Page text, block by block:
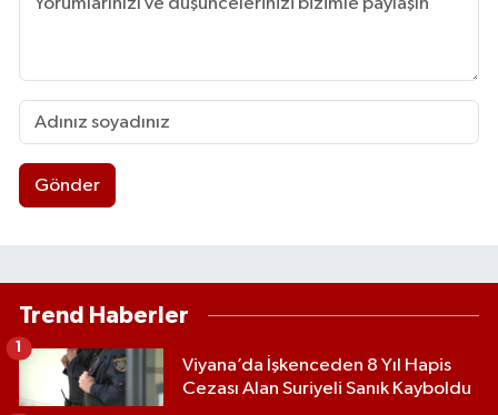
Gönder
Trend Haberler
Viyana’da İşkenceden 8 Yıl Hapis
Cezası Alan Suriyeli Sanık Kayboldu
1